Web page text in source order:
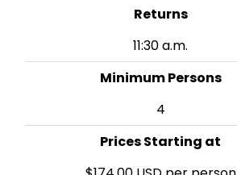
Returns
11:30 a.m.
Minimum Persons
4
Prices Starting at